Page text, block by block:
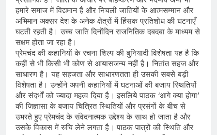
हमारे समाज में विद्यमान है और निचली जातियों के आत्मसम्मान और
अभिमान अक्सर देश के अनेक क्षेत्रों में हिंसक प्रतिशोध की घटनाएँ
घटती रहती है। उच्च जाति दिनोंदिन राजनितिक दबदबा के माध्यम से
सक्षम होता जा रहा है।
प्रेमचंद की कहानियों के रचना शिल्प की बुनियादी विशेषता यह है कि
कहीं से भी किसी भी कोण से आयासजन्य नहीं है। नितांत सहज और
साधारण है। यह सहजता और साधारणतता ही उसकी सबसे बड़ी
विशेषता है। उन्होंने अपनी कहानियों में घटनाओं की बजाय स्थितियों
और संदर्भों को ज्यादा महत्व दिया है। इसलिये पाठक ‘आगे क्या होगा’
की जिज्ञासा के बजाय चित्रित स्थितियों और प्रसंगों के बीच से
उभरते हुए प्रेमचंद के संवेदनात्मक उद्देश्य के साथ हो जाता है और
उसके विकास में रुचि लेने लगता है। पाठक पात्रों की स्थिति और